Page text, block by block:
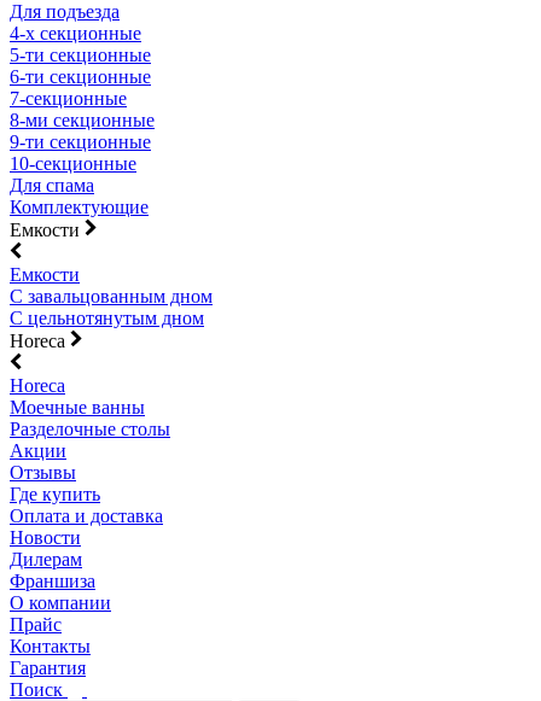
Для подъезда
4-х секционные
5-ти секционные
6-ти секционные
7-секционные
8-ми секционные
9-ти секционные
10-секционные
Для спама
Комплектующие
Емкости
Емкости
С завальцованным дном
С цельнотянутым дном
Horeca
Horeca
Моечные ванны
Разделочные столы
Акции
Отзывы
Где купить
Оплата и доставка
Новости
Дилерам
Франшиза
О компании
Прайс
Контакты
Гарантия
Поиск